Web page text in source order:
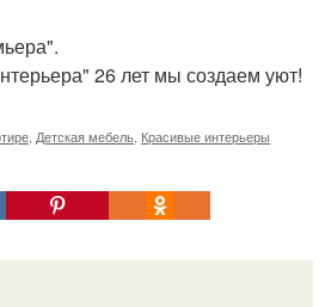
26 лет мы создаем уют!
Детская мебель Красивые интерьеры